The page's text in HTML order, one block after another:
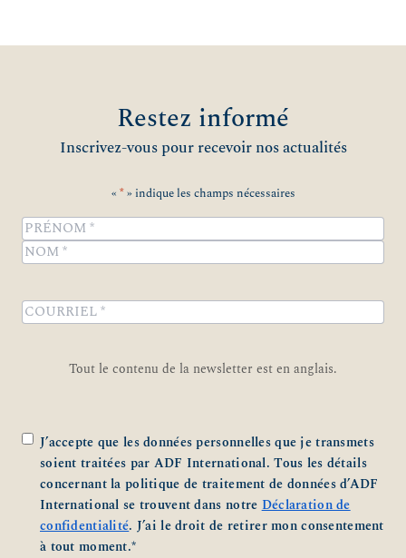
Restez informé
Inscrivez-vous pour recevoir nos actualités
« *» indique les champs nécessaires
Name*
Prénom
Tout le contenu de la newsletter est en anglais.
Zustimmung *
J’accepte que les données personnelles que je transmets
soient traitées par ADF International. Tous les détails
concernant la politique de traitement de données d’ADF
International se trouvent dans notreDéclaration de
confidentialité. J’ai le droit de retirer mon consentement
à tout moment.*